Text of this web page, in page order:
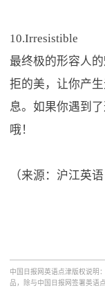
10.Irresistible
最终极的形容人
拒的美，让你产
息。如果你遇到
哦！
（来源：沪江英
中国日报网英语点津版权说明
品，除与中国日报网签署英语